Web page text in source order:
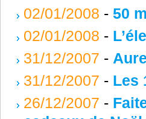
02/01/2008 - 50
02/01/2008 -
31/12/2007 -
31/12/2007 - Les
26/12/2007 -